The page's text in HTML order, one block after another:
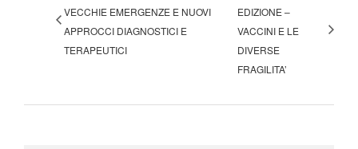
VECCHIE EMERGENZE E NUOVI
APPROCCI DIAGNOSTICI E
TERAPEUTICI
EDIZIONE –
VACCINI E LE
DIVERSE
FRAGILITA’